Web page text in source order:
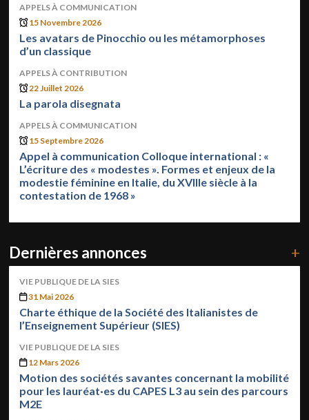
APPELS À COMMUNICATION
15 Novembre 2026
Les avatars de Pinocchio ou les métamorphoses
d’un classique
APPELS À CONTRIBUTION
22 Juillet 2026
La parola disegnata
APPELS À COMMUNICATION
15 Septembre 2026
Appel à communication Colloque international : «
L’écriture des « modestes ». Formes et enjeux de la
modestie féminine en Italie, du XVIIIe siècle à la
contestation de 1968 »
Dernières annonces +
VIE PUBLIQUE DE LA SIES
31 Mai 2026
Charte éthique de la Société des Italianistes de
l’Enseignement Supérieur (SIES)
VIE PUBLIQUE DE LA SIES
12 Mars 2026
Motion des sociétés savantes concernant la mobilité
pour les lauréat·es du CAPES L3 au sein des parcours
M2E